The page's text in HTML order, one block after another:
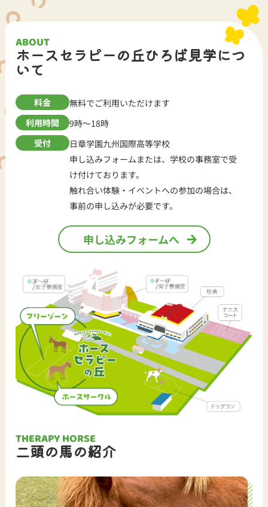
ABOUT
ホースセラピーの丘ひろば見学につ
いて
料金
無料でご利用いただけます
利用時間
9時～18時
受付
日章学園九州国際高等学校
申し込みフォームまたは、学校の事務室で受
け付けております。
触れ合い体験・イベントへの参加の場合は、
事前の申し込みが必要です。
申し込みフォームへ
THERAPY HORSE
二頭の馬の紹介